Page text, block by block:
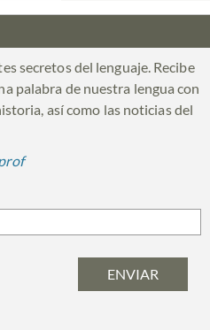
secretos del lenguaje. Recibe
palabra de nuestra lengua con
así como las noticias del